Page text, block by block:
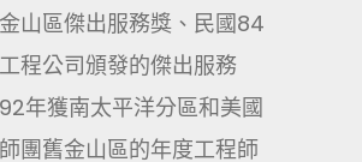
山區傑出服務獎、民國84
程公司頒發的傑出服務
年獲南太平洋分區和美國
團舊金山區的年度工程師